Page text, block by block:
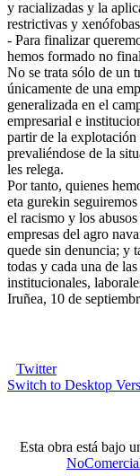
y racializadas y la
restrictivas y
- Para finalizar
hemos formado no
No se trata sólo de un
únicamente de una
generalizada en el
empresarial e
partir de la explotación
prevaliéndose de la
les relega.
Por tanto, quienes
eta gurekin
el racismo y los
empresas del agro
quede sin denuncia; y
todas y cada una de
institucionales,
Iruñea, 10 de
Twitter
Switch to Desktop
Esta obra está bajo